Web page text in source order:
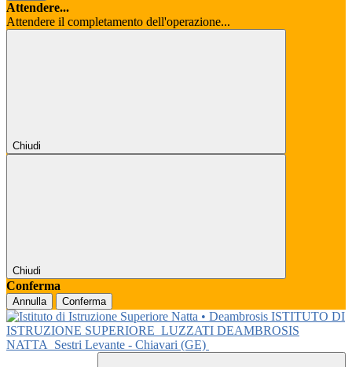
Attendere...
Attendere il completamento dell'operazione...
Chiudi
Chiudi
Conferma
Annulla Conferma
ISTITUTO DI
ISTRUZIONE SUPERIORE LUZZATI DEAMBROSIS
NATTA
Sestri Levante - Chiavari (GE)